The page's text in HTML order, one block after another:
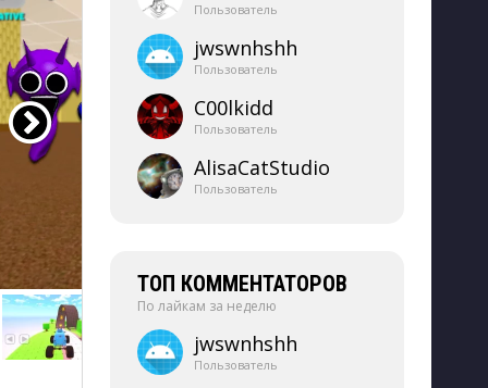
Пользователь
jwswnhshh
Пользователь
C00lkidd
Пользователь
AlisaCatStudio
Пользователь
ТОП КОММЕНТАТОРОВ
По лайкам за неделю
jwswnhshh
Пользователь